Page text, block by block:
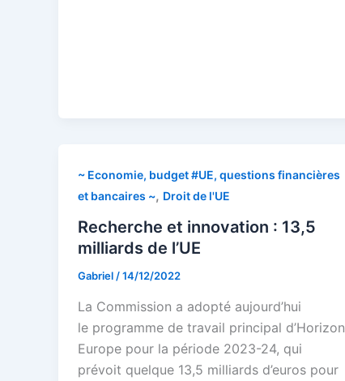
~ Economie, budget #UE, questions financières
et bancaires ~, Droit de l'UE
Recherche et innovation : 13,5
milliards de l’UE
Gabriel /14/12/2022
La Commission a adopté aujourd’hui
le programme de travail principal d’Horizon
Europe pour la période 2023-24, qui
prévoit quelque 13,5 milliards d’euros pour